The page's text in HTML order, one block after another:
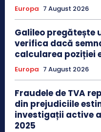
Europa 7 August 2026
Galileo pregătește
verifica dacă
calcularea poziției
Europa 7 August 2026
Fraudele de TVA
din prejudiciile
investigații active
2025